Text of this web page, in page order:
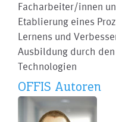
Facharbeiter/innen
Etablierung eines
Lernens und
Ausbildung durch
Technologien
OFFIS Autoren